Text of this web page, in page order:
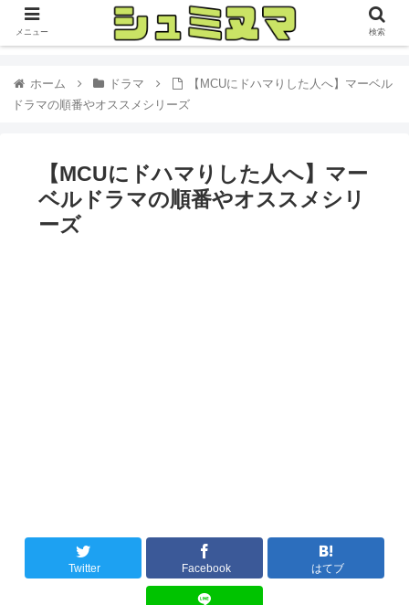
ホーム ドラマ
【MCUにドハマりした人へ】マーベル
ドラマの順番やオススメシリーズ
【MCUにドハマりした人へ】マー
ベルドラマの順番やオススメシリ
ーズ
Twitter Facebook はてブ
メニュー 検索